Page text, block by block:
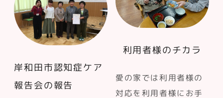
岸和田市認知症ケア
報告会の報告
利用者様のチカラ
愛の家では利用者様の
対応を利用者様にお手